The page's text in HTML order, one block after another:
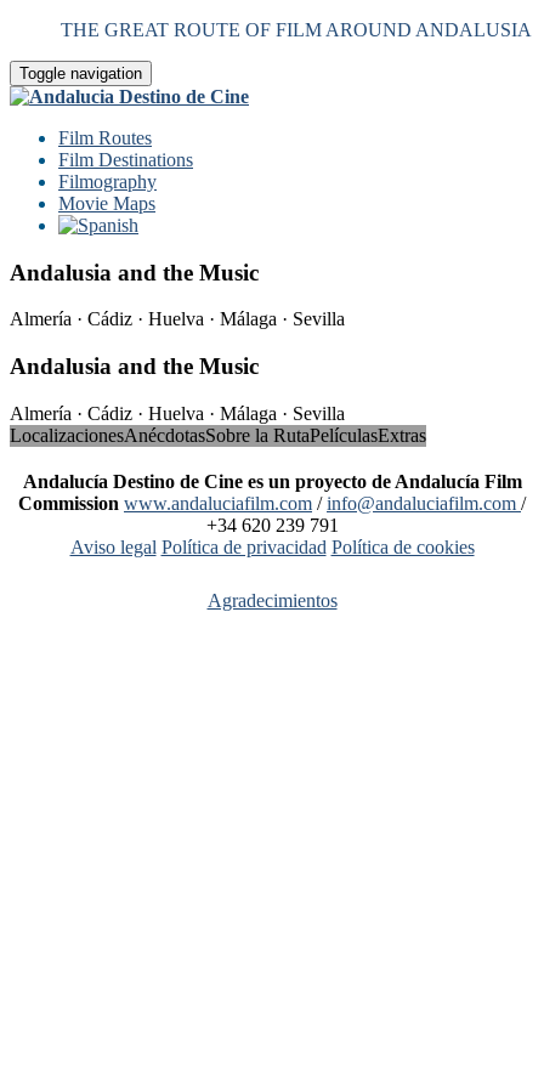
THE GREAT ROUTE OF FILM AROUND ANDALUSIA
Toggle navigation
Film Routes
Film Destinations
Filmography
Movie Maps
Andalusia and the Music
Almería · Cádiz · Huelva · Málaga · Sevilla
Andalusia and the Music
Almería · Cádiz · Huelva · Málaga · Sevilla
LocalizacionesAnécdotasSobre la RutaPelículasExtras
Andalucía Destino de Cine es un proyecto de Andalucía Film
Commission www.andaluciafilm.com /info@andaluciafilm.com /
+34 620 239 791
Aviso legal Política de privacidad Política de cookies
Agradecimientos